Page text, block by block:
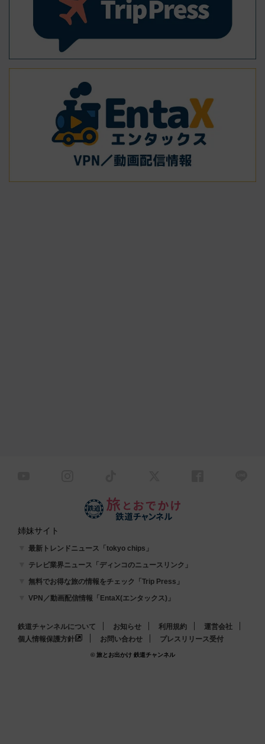
姉妹サイト
最新トレンドニュース「tokyo chips」
テレビ業界ニュース「ディンコのニュースリンク」
無料でお得な旅の情報をチェック「Trip Press」
VPN／動画配信情報「EntaX(エンタックス)」
鉄道チャンネルについて お知らせ 利用規約
運営会社
個人情報保護方針
お問い合わせ プレスリリース受付
© 旅とお出かけ 鉄道チャンネル